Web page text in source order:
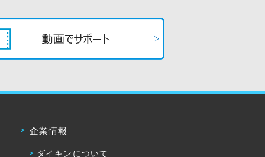
企業情報
ダイキンについて